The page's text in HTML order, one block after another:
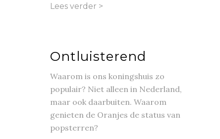
Lees verder >
Ontluisterend
Waarom is ons koningshuis zo
populair? Niet alleen in Nederland,
maar ook daarbuiten. Waarom
genieten de Oranjes de status van
popsterren?